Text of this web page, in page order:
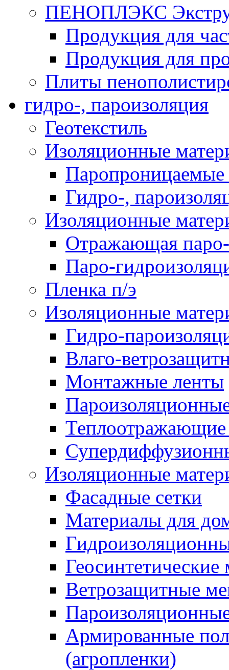
ПЕНОПЛЭКС
Продукция для
Продукция для
Плиты
гидро-, пароизоляция
Геотекстиль
Изоляционные
Гидро-,
Изоляционные
Отражающая
Паро-
Пленка п/э
Изоляционные
Гидро-
Влаго-
Монтажные ленты
Теплоотражающие
Изоляционные
Фасадные сетки
Материалы для
Геосинтетические
Ветрозащитные
Армированные
(агропленки)